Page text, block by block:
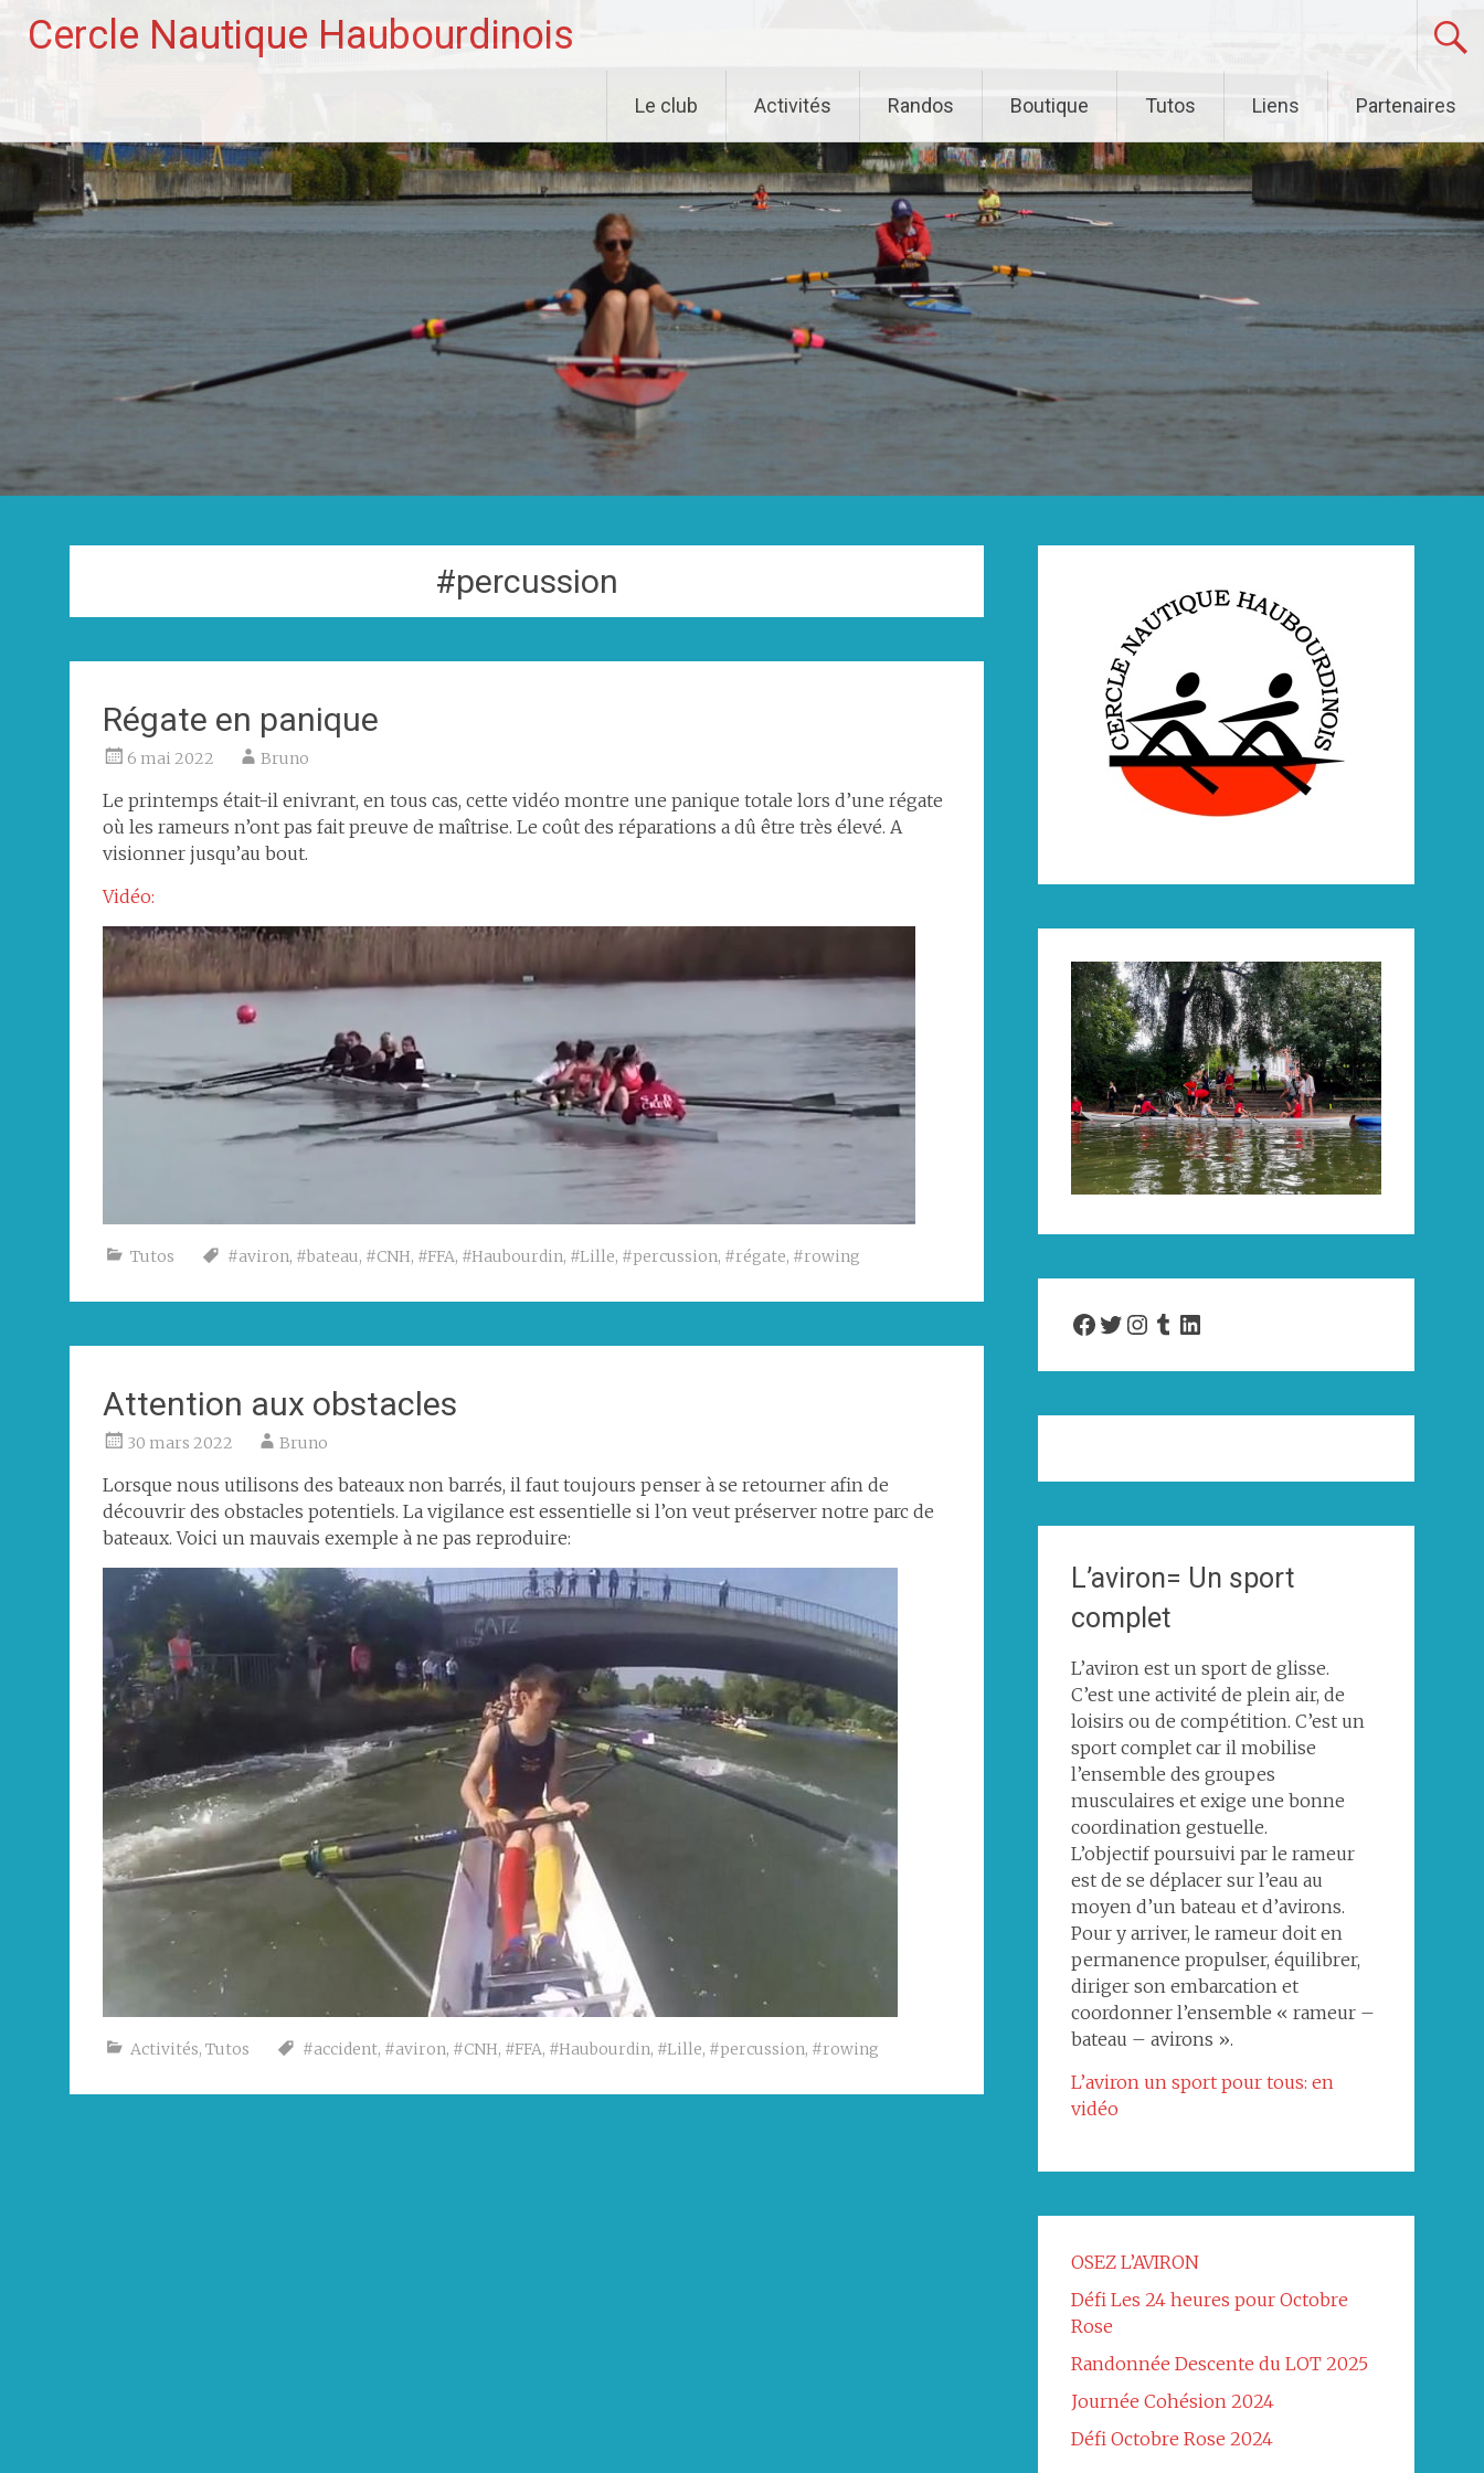
Cercle Nautique Haubourdinois
Le club Activités Randos Boutique Tutos Liens Partenaires
#percussion
Régate en panique
6 mai 2022 Bruno
Le printemps était-il enivrant, en tous cas, cette vidéo montre une panique totale lors d’une régate
où les rameurs n’ont pas fait preuve de maîtrise. Le coût des réparations a dû être très élevé. A
visionner jusqu’au bout.
Vidéo:
Tutos #aviron, #bateau, #CNH, #FFA, #Haubourdin, #Lille, #percussion, #régate, #rowing
Attention aux obstacles
30 mars 2022 Bruno
Lorsque nous utilisons des bateaux non barrés, il faut toujours penser à se retourner afin de
découvrir des obstacles potentiels. La vigilance est essentielle si l’on veut préserver notre parc de
bateaux. Voici un mauvais exemple à ne pas reproduire:
Activités, Tutos #accident, #aviron, #CNH, #FFA, #Haubourdin, #Lille, #percussion, #rowing
Facebook
Twitter
Instagram
Tumblr
LinkedIn
L’aviron= Un sport
complet
L’aviron est un sport de glisse.
C’est une activité de plein air, de
loisirs ou de compétition. C’est un
sport complet car il mobilise
l’ensemble des groupes
musculaires et exige une bonne
coordination gestuelle.
L’objectif poursuivi par le rameur
est de se déplacer sur l’eau au
moyen d’un bateau et d’avirons.
Pour y arriver, le rameur doit en
permanence propulser, équilibrer,
diriger son embarcation et
coordonner l’ensemble « rameur –
bateau – avirons ».
L’aviron un sport pour tous: en
vidéo
OSEZ L’AVIRON
Défi Les 24 heures pour Octobre
Rose
Randonnée Descente du LOT 2025
Journée Cohésion 2024
Défi Octobre Rose 2024